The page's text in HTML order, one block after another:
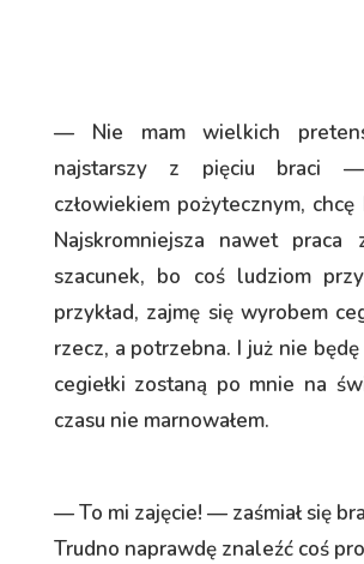
— Nie mam wielkich
najstarszy z pięciu braci
człowiekiem pożytecznym,
Najskromniejsza nawet praca
szacunek, bo coś ludziom
przykład, zajmę się wyrobem
rzecz, a potrzebna. I już nie
cegiełki zostaną po mnie na
czasu nie marnowałem.
— To mi zajęcie! — zaśmiał się
Trudno naprawdę znaleźć coś